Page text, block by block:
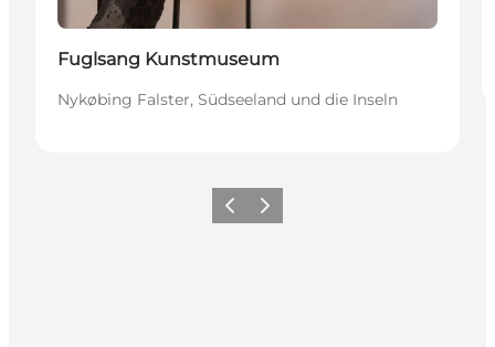
Fuglsang Kunstmuseum
Nykøbing Falster, Südseeland und die Inseln
ZurückWeiter